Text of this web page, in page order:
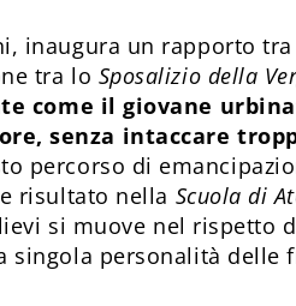
inaugura un rapporto
tra lo Sposalizio della
come il giovane
senza intaccare
percorso di
risultato nella Scuola di
si muove nel rispetto
singola personalità delle